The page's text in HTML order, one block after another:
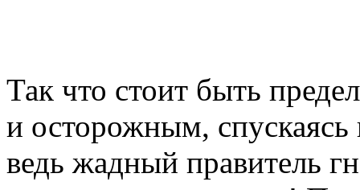
Так что стоит быть
и осторожным,
ведь жадный правитель